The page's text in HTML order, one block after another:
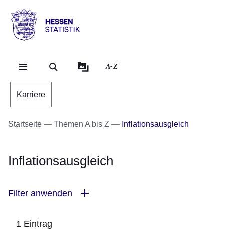
Hessen
Statistik
A-Z
Karriere
Startseite Themen A bis Z Inflationsausgleich
Inflationsausgleich
Filter anwenden
1 Eintrag